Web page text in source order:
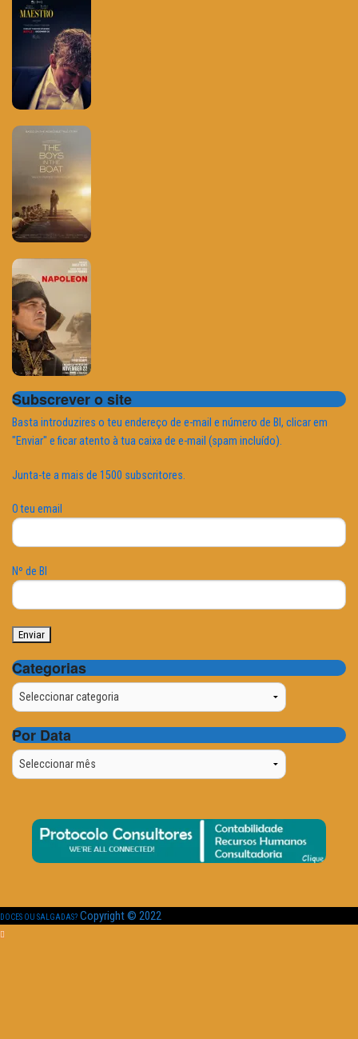
Subscrever o site
Basta introduzires o teu endereço de e-mail e número de BI, clicar em
"Enviar" e ficar atento à tua caixa de e-mail (spam incluído).
Junta-te a mais de 1500 subscritores.
O teu email
Nº de BI
Categorias
Categorias
Por Data
Por
Data
DOCES OU SALGADAS? Copyright © 2022